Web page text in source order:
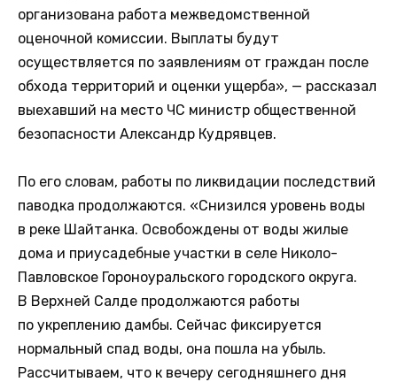
организована работа межведомственной
оценочной комиссии. Выплаты будут
осуществляется по заявлениям от граждан после
обхода территорий и оценки ущерба», — рассказал
выехавший на место ЧС министр общественной
безопасности Александр Кудрявцев.
По его словам, работы по ликвидации последствий
паводка продолжаются. «Снизился уровень воды
в реке Шайтанка. Освобождены от воды жилые
дома и приусадебные участки в селе Николо-
Павловское Гороноуральского городского округа.
В Верхней Салде продолжаются работы
по укреплению дамбы. Сейчас фиксируется
нормальный спад воды, она пошла на убыль.
Рассчитываем, что к вечеру сегодняшнего дня